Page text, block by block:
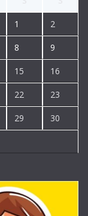
1 2
8 9
15 16
22 23
29 30